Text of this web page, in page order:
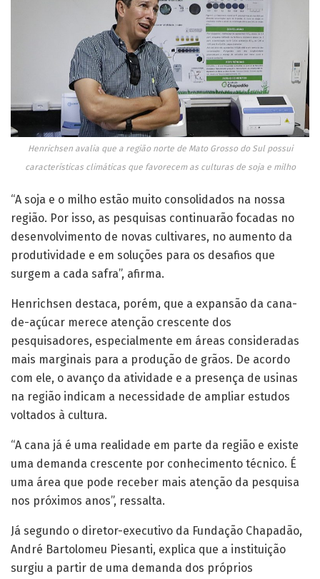
Henrichsen avalia que a região norte de Mato Grosso do Sul possui
características climáticas que favorecem as culturas de soja e milho
“A soja e o milho estão muito consolidados na nossa
região. Por isso, as pesquisas continuarão focadas no
desenvolvimento de novas cultivares, no aumento da
produtividade e em soluções para os desafios que
surgem a cada safra”, afirma.
Henrichsen destaca, porém, que a expansão da cana-
de-açúcar merece atenção crescente dos
pesquisadores, especialmente em áreas consideradas
mais marginais para a produção de grãos. De acordo
com ele, o avanço da atividade e a presença de usinas
na região indicam a necessidade de ampliar estudos
voltados à cultura.
“A cana já é uma realidade em parte da região e existe
uma demanda crescente por conhecimento técnico. É
uma área que pode receber mais atenção da pesquisa
nos próximos anos”, ressalta.
Já segundo o diretor-executivo da Fundação Chapadão,
André Bartolomeu Piesanti, explica que a instituição
surgiu a partir de uma demanda dos próprios